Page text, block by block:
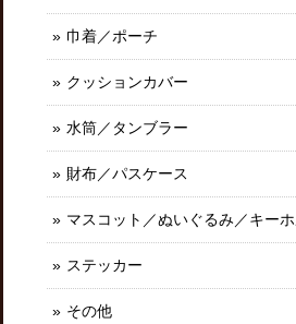
巾着／ポーチ
クッションカバー
水筒／タンブラー
財布／パスケース
マスコット／ぬいぐるみ／キー
ステッカー
その他